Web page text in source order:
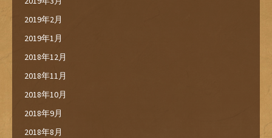
2019年2月
2019年1月
2018年12月
2018年11月
2018年10月
2018年9月
2018年8月